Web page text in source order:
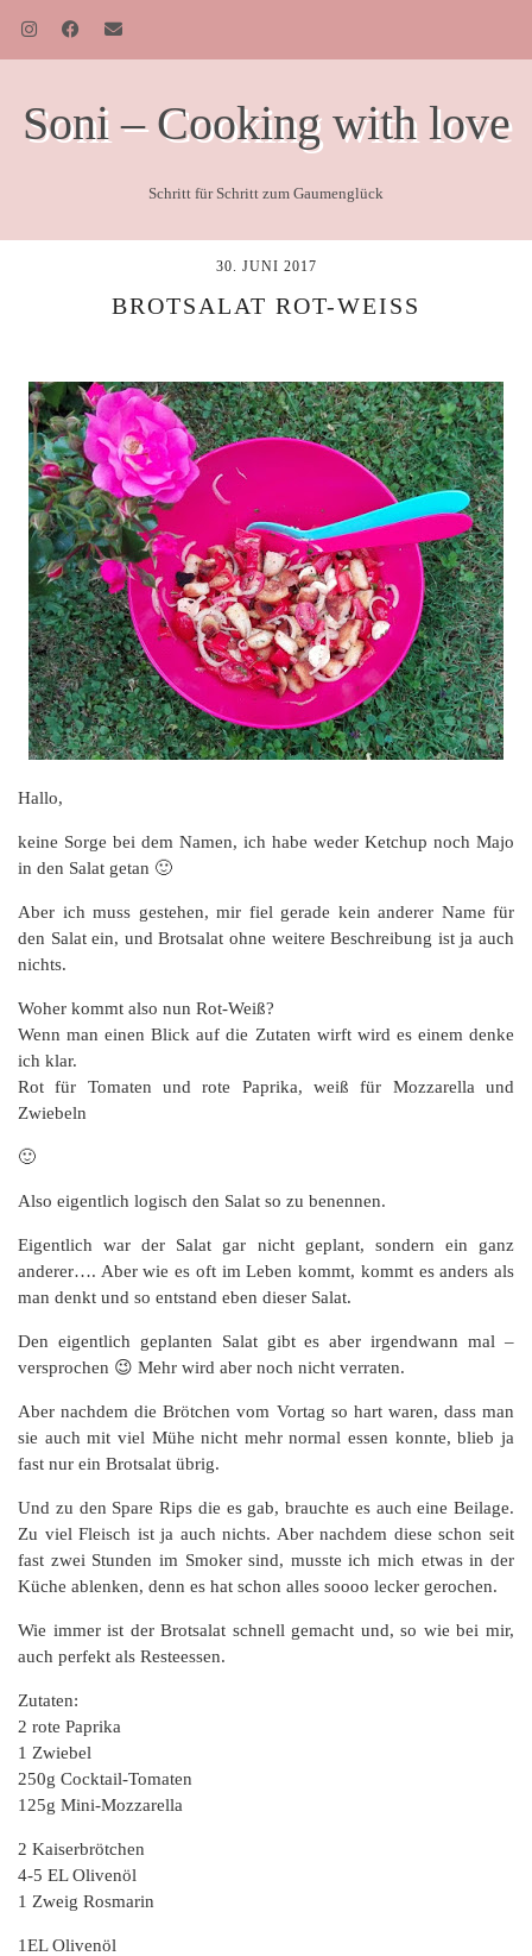
Soni – Cooking with love
Schritt für Schritt zum Gaumenglück
30. JUNI 2017
BROTSALAT ROT-WEISS
Hallo,
keine Sorge bei dem Namen, ich habe weder Ketchup noch Majo
in den Salat getan 🙂
Aber ich muss gestehen, mir fiel gerade kein anderer Name für
den Salat ein, und Brotsalat ohne weitere Beschreibung ist ja auch
nichts.
Woher kommt also nun Rot-Weiß?
Wenn man einen Blick auf die Zutaten wirft wird es einem denke
ich klar.
Rot für Tomaten und rote Paprika, weiß für Mozzarella und
Zwiebeln
🙂
Also eigentlich logisch den Salat so zu benennen.
Eigentlich war der Salat gar nicht geplant, sondern ein ganz
anderer…. Aber wie es oft im Leben kommt, kommt es anders als
man denkt und so entstand eben dieser Salat.
Den eigentlich geplanten Salat gibt es aber irgendwann mal –
versprochen 😉 Mehr wird aber noch nicht verraten.
Aber nachdem die Brötchen vom Vortag so hart waren, dass man
sie auch mit viel Mühe nicht mehr normal essen konnte, blieb ja
fast nur ein Brotsalat übrig.
Und zu den Spare Rips die es gab, brauchte es auch eine Beilage.
Zu viel Fleisch ist ja auch nichts. Aber nachdem diese schon seit
fast zwei Stunden im Smoker sind, musste ich mich etwas in der
Küche ablenken, denn es hat schon alles soooo lecker gerochen.
Wie immer ist der Brotsalat schnell gemacht und, so wie bei mir,
auch perfekt als Resteessen.
Zutaten:
2 rote Paprika
1 Zwiebel
250g Cocktail-Tomaten
125g Mini-Mozzarella
2 Kaiserbrötchen
4-5 EL Olivenöl
1 Zweig Rosmarin
1EL Olivenöl